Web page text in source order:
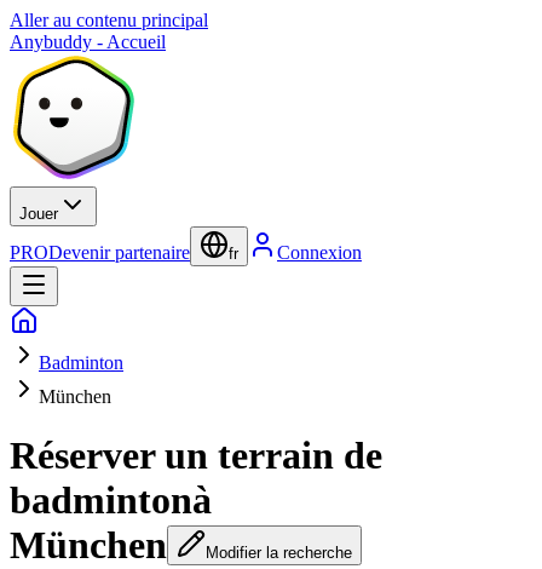
Aller au contenu principal
Anybuddy - Accueil
Jouer
PRODevenir partenaire fr Connexion
Badminton
München
Réserver un terrain de
badmintonà
München
Modifier la recherche